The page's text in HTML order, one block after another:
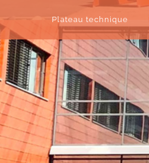
Plateau technique